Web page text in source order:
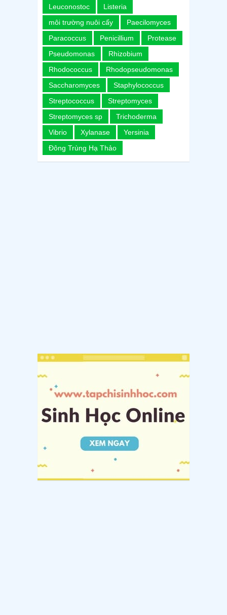
Leuconostoc
Listeria
môi trường nuôi cấy
Paecilomyces
Paracoccus
Penicillium
Protease
Pseudomonas
Rhizobium
Rhodococcus
Rhodopseudomonas
Saccharomyces
Staphylococcus
Streptococcus
Streptomyces
Streptomyces sp
Trichoderma
Vibrio
Xylanase
Yersinia
Đông Trùng Hạ Thảo